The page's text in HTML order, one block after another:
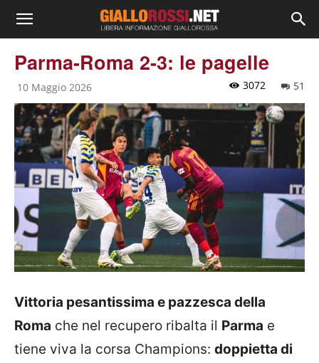
Parma-Roma 2-3: le pagelle
10 Maggio 2026 51
3072
Vittoria pesantissima e pazzesca della
Roma che nel recupero ribalta il Parma e
tiene viva la corsa Champions: doppietta di